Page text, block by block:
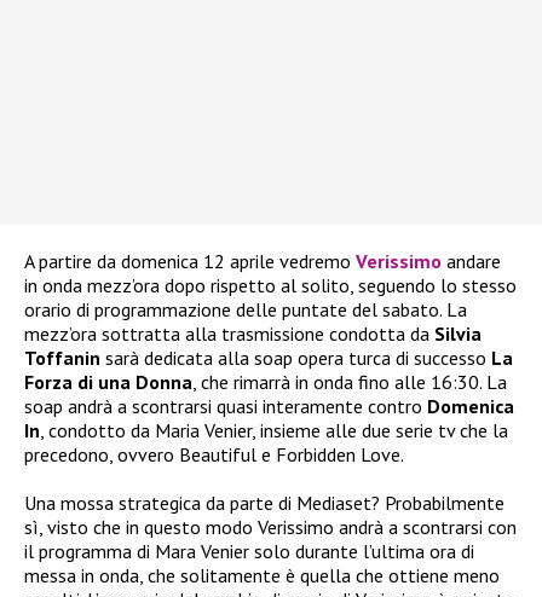
A partire da domenica 12 aprile vedremo Verissimo andare
in onda mezz’ora dopo rispetto al solito, seguendo lo stesso
orario di programmazione delle puntate del sabato. La
mezz’ora sottratta alla trasmissione condotta da Silvia
Toffanin sarà dedicata alla soap opera turca di successo La
Forza di una Donna, che rimarrà in onda fino alle 16:30. La
soap andrà a scontrarsi quasi interamente contro Domenica
In, condotto da Maria Venier, insieme alle due serie tv che la
precedono, ovvero Beautiful e Forbidden Love.
Una mossa strategica da parte di Mediaset? Probabilmente
sì, visto che in questo modo Verissimo andrà a scontrarsi con
il programma di Mara Venier solo durante l’ultima ora di
messa in onda, che solitamente è quella che ottiene meno